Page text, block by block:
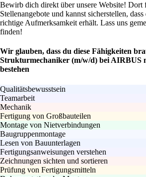
Bewirb dich direkt über unsere Website! Dort
Stellenangebote und kannst sicherstellen,
richtige Aufmerksamkeit erhält. Lass uns
finden!
Wir glauben, dass du diese Fähigkeiten
Strukturmechaniker (m/w/d) bei AIRBUS
bestehen
Qualitätsbewusstsein
Teamarbeit
Mechanik
Fertigung von Großbauteilen
Montage von Nietverbindungen
Baugruppenmontage
Lesen von Bauunterlagen
Fertigungsanweisungen verstehen
Zeichnungen sichten und sortieren
Prüfung von Fertigungsmitteln